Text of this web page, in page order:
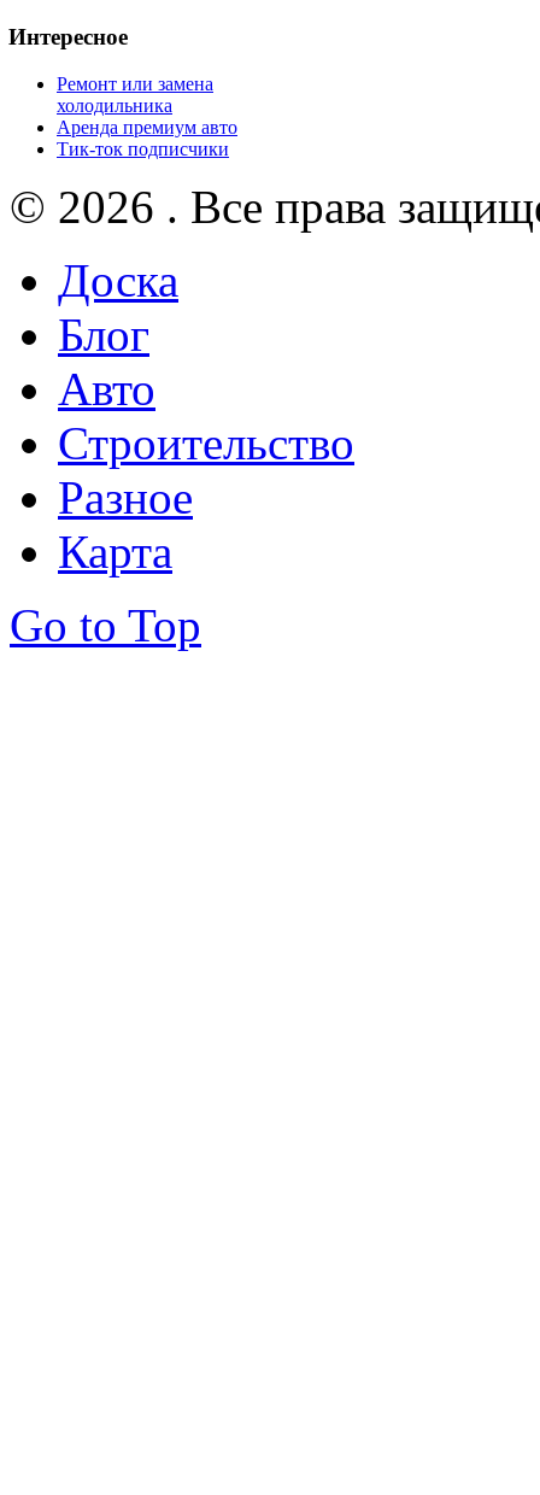
Интересное
Ремонт или замена
холодильника
Аренда премиум авто
Тик-ток подписчики
© 2026 . Все права
Доска
Блог
Авто
Строительство
Разное
Карта
Go to Top